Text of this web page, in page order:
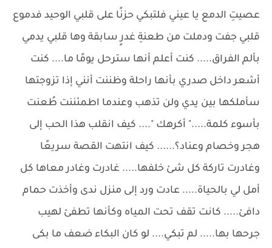
عصيتِ الدمع يا عيني فلتبكي حزنًا على قلبي الوحيد فدموع
قلبي جفت ودملت من طعنةِ غدرٍ سابقة وها قلبي يدمي
بألم الفراق..... كنت أعلم أنها سترحل يومًا ما.... كنت
أشعر داخل صدري بأنها راحلة وظننت أنني إذا تزوجتها
سأملكها بين يدي ولن تذهب وعندما اطمئننت طُعنت
بأسوء كلمة....." أكرهك ".... كيف انقلب هذا الحب إلى
هجر وخصام وعناد؟...... كيف انتهت القصة سريعًا
وغادرت تاركة كل شئ خلفها..... غادرت وغادر معاها كل
أمل لي بالحياة..... عادت ورد إلى منزل ندى وأخذت حمام
دافئ..... كانت تقف تحت المياه وكأنها تطفئ لهيب
جرحها بها..... لم تبكي.... لو كان البكاء ضعف ما بكى